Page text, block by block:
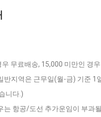
우 무료배송, 15,000 미만인 경
반지역은 근무일(월-금) 기준
니다.)
는 항공/도선 추가운임이 부과